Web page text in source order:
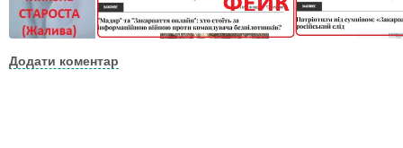
Додати коментар